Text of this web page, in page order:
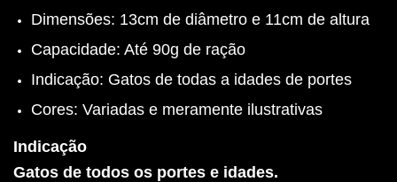
Dimensões: 13cm de diâmetro e 11cm de altura
Capacidade: Até 90g de ração
Indicação: Gatos de todas a idades de portes
Cores: Variadas e meramente ilustrativas
Indicação
Gatos de todos os portes e idades.